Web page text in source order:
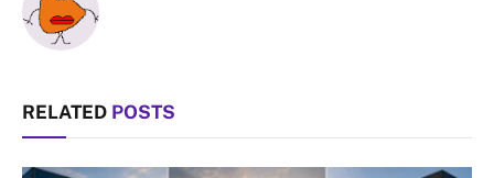
RELATED POSTS